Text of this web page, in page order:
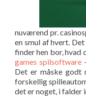
nuværend pr.
en smul af hvert.
finder hen bor, hvad
games spilsoftware
Det er måske godt
forskellig
det er noget, i falder